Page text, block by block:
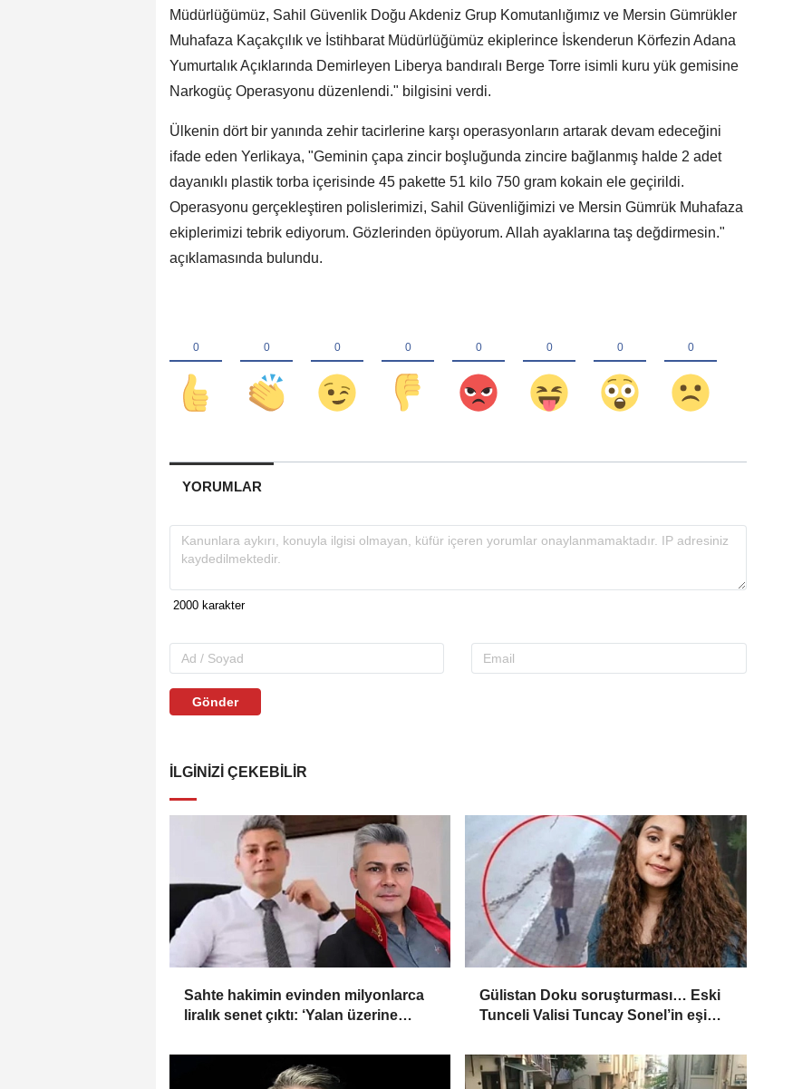
Müdürlüğümüz, Sahil Güvenlik Doğu Akdeniz Grup Komutanlığımız ve Mersin Gümrükler
Muhafaza Kaçakçılık ve İstihbarat Müdürlüğümüz ekiplerince İskenderun Körfezin Adana
Yumurtalık Açıklarında Demirleyen Liberya bandıralı Berge Torre isimli kuru yük gemisine
Narkogüç Operasyonu düzenlendi." bilgisini verdi.
Ülkenin dört bir yanında zehir tacirlerine karşı operasyonların artarak devam edeceğini
ifade eden Yerlikaya, "Geminin çapa zincir boşluğunda zincire bağlanmış halde 2 adet
dayanıklı plastik torba içerisinde 45 pakette 51 kilo 750 gram kokain ele geçirildi.
Operasyonu gerçekleştiren polislerimizi, Sahil Güvenliğimizi ve Mersin Gümrük Muhafaza
ekiplerimizi tebrik ediyorum. Gözlerinden öpüyorum. Allah ayaklarına taş değdirmesin."
açıklamasında bulundu.
YORUMLAR
Gönder
İLGINIZI ÇEKEBILIR
Sahte hakimin evinden milyonlarca
liralık senet çıktı: ‘Yalan üzerine
Gülistan Doku soruşturması… Eski
Tunceli Valisi Tuncay Sonel’in eşi